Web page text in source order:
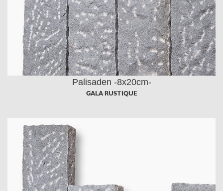
Palisaden -8x20cm-
GALA RUSTIQUE